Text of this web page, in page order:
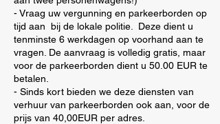
- Vraag uw vergunning en parkeerborden op
tijd aan bij de lokale politie. Deze dient u
tenminste 6 werkdagen op voorhand aan te
vragen. De aanvraag is volledig gratis, maar
voor de parkeerborden dient u 50.00 EUR te
betalen.
- Sinds kort bieden we deze diensten van
verhuur van parkeerborden ook aan, voor de
prijs van 40,00EUR per adres.